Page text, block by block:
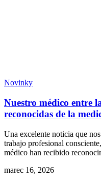
Novinky
Nuestro médico entre
reconocidas de la
Una excelente noticia que
trabajo profesional
médico han recibido
marec 16, 2026